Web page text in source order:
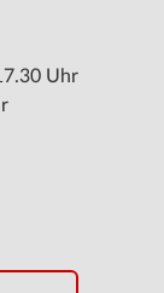
Uhr